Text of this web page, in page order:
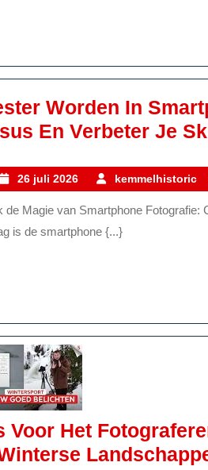
Worden In
En Verbeter Je
26 juli 2026
26
juli
2026
kemmelhistoric
is de smartphone {...}
Voor Het